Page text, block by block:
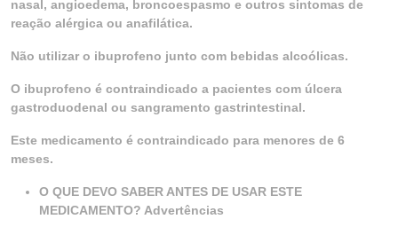
nasal, angioedema, broncoespasmo e outros sintomas de
reação alérgica ou anafilática.
Não utilizar o ibuprofeno junto com bebidas alcoólicas.
O ibuprofeno é contraindicado a pacientes com úlcera
gastroduodenal ou sangramento gastrintestinal.
Este medicamento é contraindicado para menores de 6
meses.
O QUE DEVO SABER ANTES DE USAR ESTE
MEDICAMENTO? Advertências